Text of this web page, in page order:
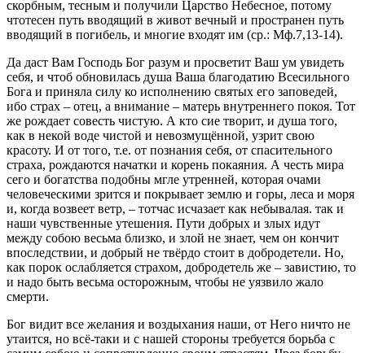
скорбным, тесным и получили Царство Небесное, потому
чтотесен путь вводящий в живот вечный и пространен путь
вводящий в погибель, и многие входят им (ср.: Мф.7,13-14).
Да даст Вам Господь Бог разум и просветит Ваш ум увидеть
себя, и чтоб обновилась душа Ваша благодатию Всесильного
Бога и приняла силу ко исполнению святых его заповедей,
ибо страх – отец, а внимание – матерь внутреннего покоя. Тот
же рождает совесть чистую. А кто сие творит, и душа того,
как в некой воде чистой и невозмущённой, узрит свою
красоту. И от того, т.е. от познания себя, от спасительного
страха, рождаются начатки и корень покаяния. А честь мира
сего и богатства подобны мгле утренней, которая очами
человеческими зрится и покрывает землю и горы, леса и моря
и, когда возвеет ветр, – тотчас исчазает как небывалая. так и
наши чувственные утешения. Пути добрых и злых идут
между собою весьма близко, и злой не знает, чем он кончит
впоследствии, и добрый не твёрдо стоит в добродетели. Но,
как порок ослабляется страхом, добродетель же – завистию, то
и надо быть весьма осторожным, чтобы не уязвило жало
смерти.
Бог видит все желания и воздыхания наши, от Него ничто не
утаится, но всё-таки и с нашей стороны требуется борьба с